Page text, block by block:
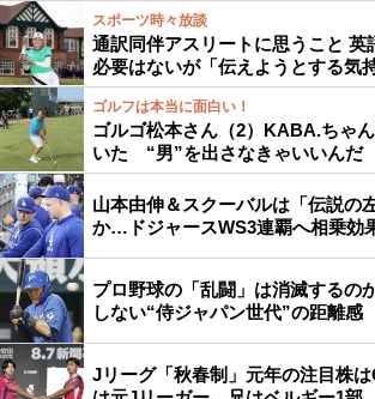
スポーツ時々放談
通訳同伴アスリートに思うこと 英
必要はないが「伝えようとする気
ゴルフは本当に面白い！
ゴルゴ松本さん（2）KABA.ちゃ
いた “男”を出さなきゃいいんだ
山本由伸＆スクーバルは「伝説の
か…ドジャースWS3連覇へ相乗効
プロ野球の「乱闘」は消滅するの
しない“侍ジャパン世代”の距離感
Jリーグ「秋春制」元年の注目株